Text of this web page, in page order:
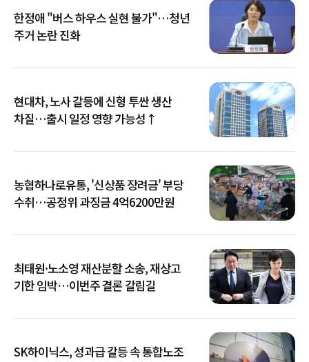
한정애 "버스 하우스 실현 불가"…청년
주거 논란 진화
현대차, 노사 갈등에 신형 투싼 생산
차질…출시 일정 영향 가능성↑
농협하나로유통, '신상품 장려금' 부당
수취…공정위 과징금 4억6200만원
최태원·노소영 재산분할 소송, 재상고
기한 임박…이번주 결론 갈림길
SK하이닉스, 성과급 갈등 속 통합노조